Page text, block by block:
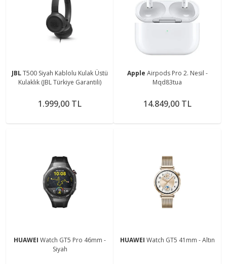
JBLT500 Siyah Kablolu Kulak Üstü
Kulaklık (JBL Türkiye Garantili)
1.999,00 TL
Apple Airpods Pro 2. Nesil -
Mqd83tua
14.849,00 TL
HUAWEI Watch GT5 Pro 46mm -
Siyah
HUAWEI Watch GT5 41mm - Altın